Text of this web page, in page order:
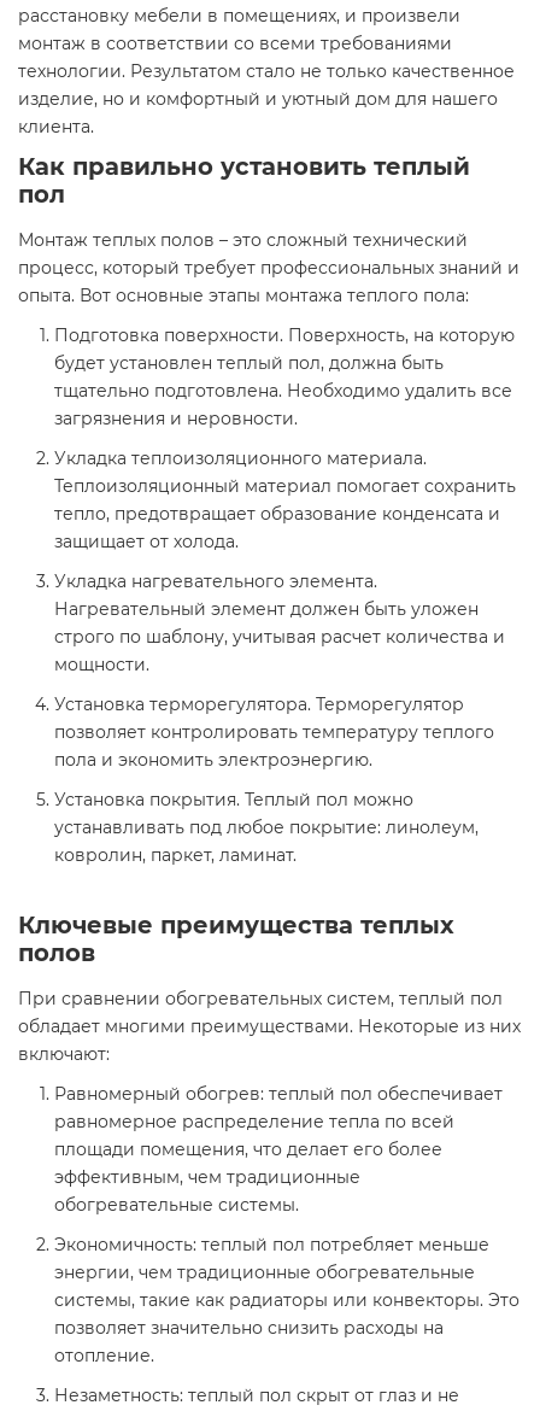
расстановку мебели в помещениях, и произвели
монтаж в соответствии со всеми требованиями
технологии. Результатом стало не только качественное
изделие, но и комфортный и уютный дом для нашего
клиента.
Как правильно установить теплый
пол
Монтаж теплых полов – это сложный технический
процесс, который требует профессиональных знаний и
опыта. Вот основные этапы монтажа теплого пола:
Подготовка поверхности. Поверхность, на которую
будет установлен теплый пол, должна быть
тщательно подготовлена. Необходимо удалить все
загрязнения и неровности.
Укладка теплоизоляционного материала.
Теплоизоляционный материал помогает сохранить
тепло, предотвращает образование конденсата и
защищает от холода.
Укладка нагревательного элемента.
Нагревательный элемент должен быть уложен
строго по шаблону, учитывая расчет количества и
мощности.
Установка терморегулятора. Терморегулятор
позволяет контролировать температуру теплого
пола и экономить электроэнергию.
Установка покрытия. Теплый пол можно
устанавливать под любое покрытие: линолеум,
ковролин, паркет, ламинат.
Ключевые преимущества теплых
полов
При сравнении обогревательных систем, теплый пол
обладает многими преимуществами. Некоторые из них
включают:
Равномерный обогрев: теплый пол обеспечивает
равномерное распределение тепла по всей
площади помещения, что делает его более
эффективным, чем традиционные
обогревательные системы.
Экономичность: теплый пол потребляет меньше
энергии, чем традиционные обогревательные
системы, такие как радиаторы или конвекторы. Это
позволяет значительно снизить расходы на
отопление.
Незаметность: теплый пол скрыт от глаз и не